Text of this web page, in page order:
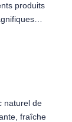
produits
naturel de
fraîche